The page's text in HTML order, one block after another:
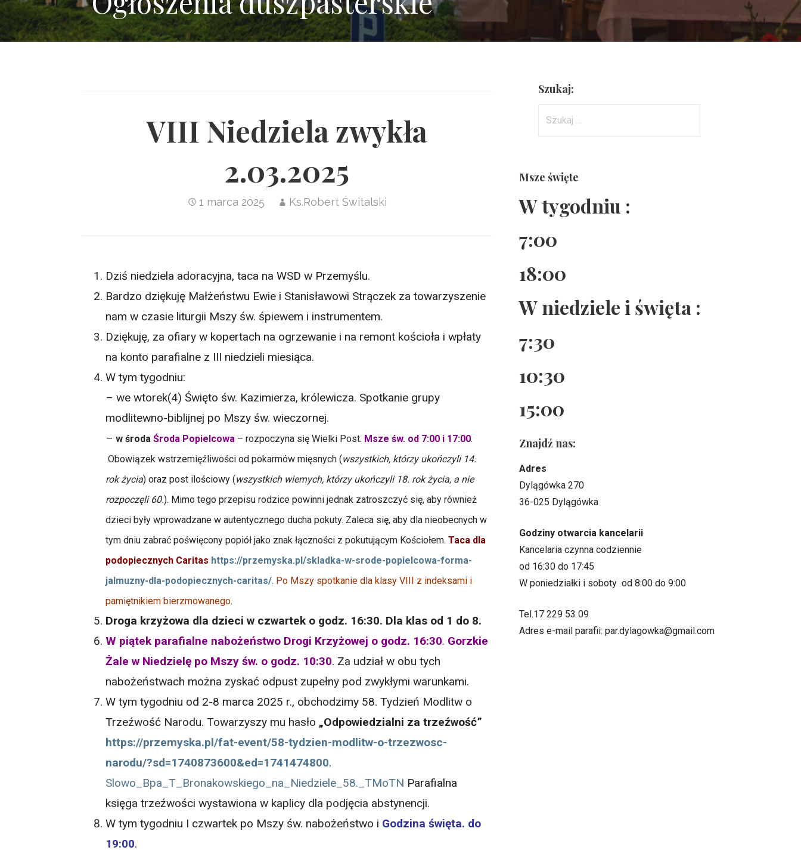
VIII Niedziela zwykła
2.03.2025
1 marca 2025 Ks.Robert Świtalski
Dziś niedziela adoracyjna, taca na WSD w Przemyślu.
Bardzo dziękuję Małżeństwu Ewie i Stanisławowi Strączek za towarzyszenie
nam w czasie liturgii Mszy św. śpiewem i instrumentem.
Dziękuję, za ofiary w kopertach na ogrzewanie i na remont kościoła i wpłaty
na konto parafialne z III niedzieli miesiąca.
W tym tygodniu:
– we wtorek(4) Święto św. Kazimierza, królewicza. Spotkanie grupy
modlitewno-biblijnej po Mszy św. wieczornej.
– w środaŚroda Popielcowa – rozpoczyna się Wielki Post. Msze św. od 7:00 i 17:00.
Obowiązek wstrzemięźliwości od pokarmów mięsnych (wszystkich, którzy ukończyli 14.
rok życia) oraz post ilościowy (wszystkich wiernych, którzy ukończyli 18. rok życia, a nie
rozpoczęli 60.). Mimo tego przepisu rodzice powinni jednak zatroszczyć się, aby również
dzieci były wprowadzane w autentycznego ducha pokuty. Zaleca się, aby dla nieobecnych w
tym dniu zabrać poświęcony popiół jako znak łączności z pokutującym Kościołem.Taca dla
podopiecznych Caritas https://przemyska.pl/skladka-w-srode-popielcowa-forma-
jalmuzny-dla-podopiecznych-caritas/. Po Mszy spotkanie dla klasy VIII z indeksami i
pamiętnikiem bierzmowanego.
Droga krzyżowa dla dzieci w czwartek o godz. 16:30. Dla klas od 1 do 8.
W piątek parafialne nabożeństwo Drogi Krzyżowej o godz. 16:30. Gorzkie
Żale w Niedzielę po Mszy św. o godz. 10:30. Za udział w obu tych
nabożeństwach można zyskać odpust zupełny pod zwykłymi warunkami.
W tym tygodniu od 2-8 marca 2025 r., obchodzimy 58. Tydzień Modlitw o
Trzeźwość Narodu. Towarzyszy mu hasło „Odpowiedzialni za trzeźwość”
https://przemyska.pl/fat-event/58-tydzien-modlitw-o-trzezwosc-
narodu/?sd=1740873600&ed=1741474800.
Slowo_Bpa_T_Bronakowskiego_na_Niedziele_58._TMoTN Parafialna
księga trzeźwości wystawiona w kaplicy dla podjęcia abstynencji.
W tym tygodniu I czwartek po Mszy św. nabożeństwo i Godzina święta. do
19:00.
Szukaj:
Msze święte
W tygodniu :
7:00
18:00
W niedziele i święta :
7:30
10:30
15:00
Znajdź nas:
Adres
Dylągówka 270
36-025 Dylągówka
Godziny otwarcia kancelarii
Kancelaria czynna codziennie
od 16:30 do 17:45
W poniedziałki i soboty od 8:00 do 9:00
Tel.17 229 53 09
Adres e-mail parafii: par.dylagowka@gmail.com